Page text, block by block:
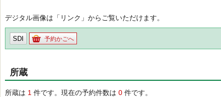
デジタル画像は「リンク」からご覧いただけます。
SDI 予約かごへ
所蔵
所蔵は 1 件です。現在の予約件数は 0 件です。